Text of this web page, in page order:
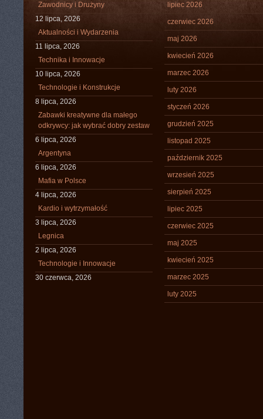
Zawodnicy i Drużyny
12 lipca, 2026
Aktualności i Wydarzenia
11 lipca, 2026
Technika i Innowacje
10 lipca, 2026
Technologie i Konstrukcje
8 lipca, 2026
Zabawki kreatywne dla małego
odkrywcy: jak wybrać dobry zestaw
6 lipca, 2026
Argentyna
6 lipca, 2026
Mafia w Polsce
4 lipca, 2026
Kardio i wytrzymałość
3 lipca, 2026
Legnica
2 lipca, 2026
Technologie i Innowacje
30 czerwca, 2026
lipiec 2026
czerwiec 2026
maj 2026
kwiecień 2026
marzec 2026
luty 2026
styczeń 2026
grudzień 2025
listopad 2025
październik 2025
wrzesień 2025
sierpień 2025
lipiec 2025
czerwiec 2025
maj 2025
kwiecień 2025
marzec 2025
luty 2025